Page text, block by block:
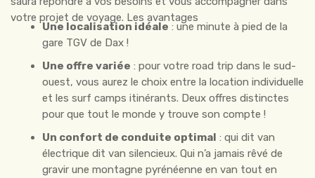
votre projet de voyage. Les avantages
Une localisation idéale : une minute à pied de la
gare TGV de Dax !
Une offre variée : pour votre road trip dans le sud-
ouest, vous aurez le choix entre la location individuelle
et les surf camps itinérants. Deux offres distinctes
pour que tout le monde y trouve son compte !
Un confort de conduite optimal : qui dit van
électrique dit van silencieux. Qui n’a jamais rêvé de
gravir une montagne pyrénéenne en van tout en